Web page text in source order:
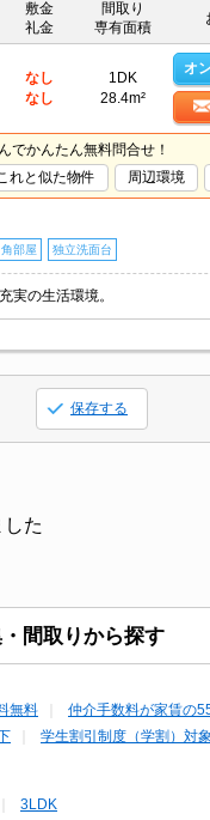
敷金
礼金
間取り
専有面積
なし
なし
1DK
28.4m²
オ
でかんたん無料問合せ！
これと似た物件 周辺環境
角部屋 独立洗面台
実の生活環境。
保存する
た
間取りから探す
無料
仲介手数料が家賃の
学生割引制度（学割）対象
3LDK